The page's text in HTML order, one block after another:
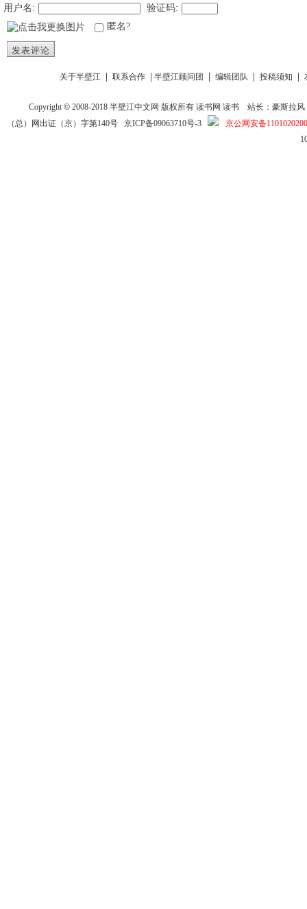
用户名:
验证码:
匿名?
发表评论
关于半壁江 联系合作 半壁江顾问团 编辑团队 投稿须知
Copyright © 2008-2018半壁江中文网 版权所有读书网 读书
站长：豪斯拉风
（总）网出证（京）字第140号 京ICP备09063710号-3
京公网安备